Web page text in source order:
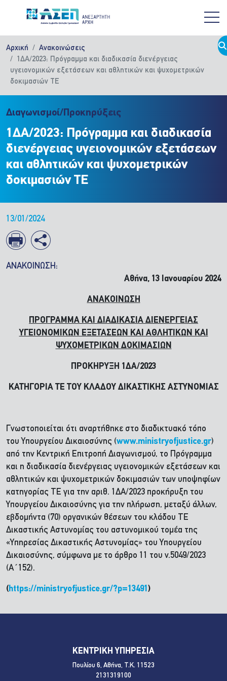
Αρχική
Ανακοινώσεις
1ΔΑ/2023: Πρόγραμμα και διαδικασία διενέργειας
υγειονομικών εξετάσεων και αθλητικών και ψυχομετρικών
δοκιμασιών ΤΕ
Διαγωνισμοί/Προκηρύξεις
1ΔΑ/2023: Πρόγραμμα και διαδικασία
διενέργειας υγειονομικών εξετάσεων
και αθλητικών και ψυχομετρικών
δοκιμασιών ΤΕ
13/01/2024
ΑΝΑΚΟΙΝΩΣΗ:
Αθήνα, 13 Ιανουαρίου 2024
ΑΝΑΚΟΙΝΩΣΗ
ΠΡΟΓΡΑΜΜΑ ΚΑΙ ΔΙΑΔΙΚΑΣΙΑ ΔΙΕΝΕΡΓΕΙΑΣ
ΥΓΕΙΟΝΟΜΙΚΩΝ ΕΞΕΤΑΣΕΩΝ ΚΑΙ ΑΘΛΗΤΙΚΩΝ ΚΑΙ
ΨΥΧΟΜΕΤΡΙΚΩΝ ΔΟΚΙΜΑΣΙΩΝ
ΠΡΟΚΗΡΥΞΗ 1ΔΑ/2023
ΚΑΤΗΓΟΡΙΑ ΤΕ ΤΟΥ ΚΛΑΔΟΥ ΔΙΚΑΣΤΙΚΗΣ ΑΣΤΥΝΟΜΙΑΣ
Γνωστοποιείται ότι αναρτήθηκε στο διαδικτυακό τόπο
του Υπουργείου Δικαιοσύνης (www.ministryofjustice.gr)
από την Κεντρική Επιτροπή Διαγωνισμού, το Πρόγραμμα
και η διαδικασία διενέργειας υγειονομικών εξετάσεων και
αθλητικών και ψυχομετρικών δοκιμασιών των υποψηφίων
κατηγορίας ΤΕ για την αριθ. 1ΔΑ/2023 προκήρυξη του
Υπουργείου Δικαιοσύνης για την πλήρωση, μεταξύ άλλων,
εβδομήντα (70) οργανικών θέσεων του κλάδου ΤΕ
Δικαστικής Αστυνομίας του αστυνομικού τομέα της
«Υπηρεσίας Δικαστικής Αστυνομίας» του Υπουργείου
Δικαιοσύνης, σύμφωνα με το άρθρο 11 του ν.5049/2023
(Α΄152).
(https://ministryofjustice.gr/?p=13491 )
ΚΕΝΤΡΙΚΗ ΥΠΗΡΕΣΙΑ
Πουλίου 6, Αθήνα, Τ.Κ. 11523
2131319100